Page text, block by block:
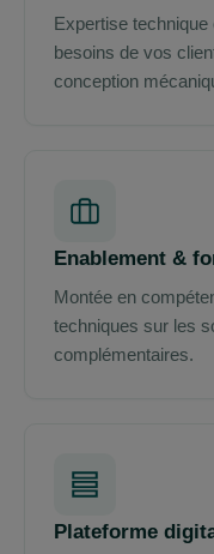
Expertise
besoins de vos
conception
Enablement &
Montée en
techniques sur les
complémentaires.
Plateforme